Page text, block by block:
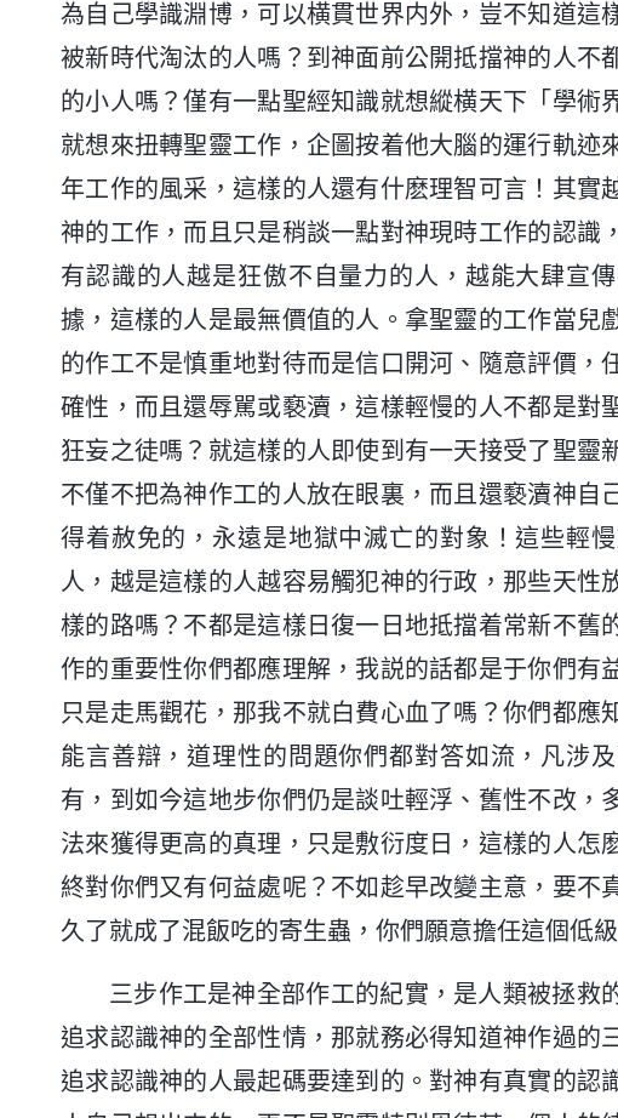
為自己學識淵博，可以横貫世界内外，豈不知道這
被新時代淘汰的人嗎？到神面前公開抵擋神的人不
的小人嗎？僅有一點聖經知識就想縱横天下「學術
就想來扭轉聖靈工作，企圖按着他大腦的運行軌迹
年工作的風采，這樣的人還有什麽理智可言！其實
神的工作，而且只是稍談一點對神現時工作的認識
有認識的人越是狂傲不自量力的人，越能大肆宣
據，這樣的人是最無價值的人。拿聖靈的工作當兒
的作工不是慎重地對待而是信口開河、隨意評價，
確性，而且還辱駡或褻瀆，這樣輕慢的人不都是對
狂妄之徒嗎？就這樣的人即使到有一天接受了聖靈
不僅不把為神作工的人放在眼裏，而且還褻瀆神自
得着赦免的，永遠是地獄中滅亡的對象！這些輕
人，越是這樣的人越容易觸犯神的行政，那些天性
樣的路嗎？不都是這樣日復一日地抵擋着常新不舊
作的重要性你們都應理解，我説的話都是于你們有
只是走馬觀花，那我不就白費心血了嗎？你們都應
能言善辯，道理性的問題你們都對答如流，凡涉
有，到如今這地步你們仍是談吐輕浮、舊性不改，
法來獲得更高的真理，只是敷衍度日，這樣的人怎
終對你們又有何益處呢？不如趁早改變主意，要不
久了就成了混飯吃的寄生蟲，你們願意擔任這個低
三步作工是神全部作工的紀實，是人類被拯救
追求認識神的全部性情，那就務必得知道神作過的
追求認識神的人最起碼要達到的。對神有真實的認